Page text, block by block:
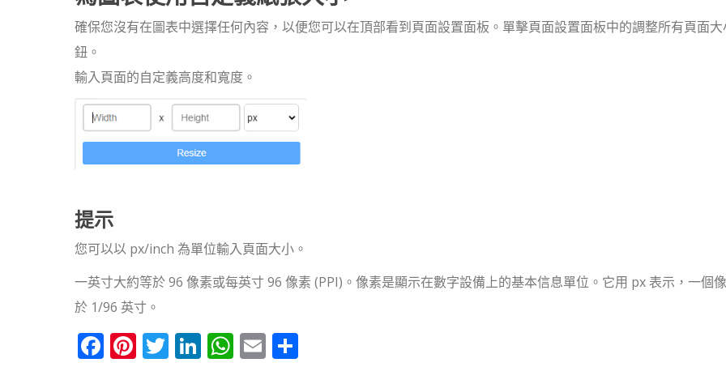
確保您沒有在圖表中選擇任何內容，以便您可以在頂部看到頁面設置面板。單擊頁面設置面板中的調整所有頁面
鈕。
輸入頁面的自定義高度和寬度。
提示
您可以以 px/inch 為單位輸入頁面大小。
一英寸大約等於 96 像素或每英寸 96 像素 (PPI)。像素是顯示在數字設備上的基本信息單位。它用 px 表示，一個
於 1/96 英寸。
Facebook
Pinterest
Twitter
LinkedIn
WhatsApp
Email